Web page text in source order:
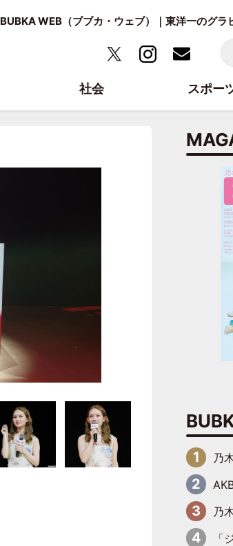
BUBKA WEB（ブブカ・ウェブ）｜東洋一のグラ
乃木
AKB48
乃木坂46・
「ジ
社会 スポー